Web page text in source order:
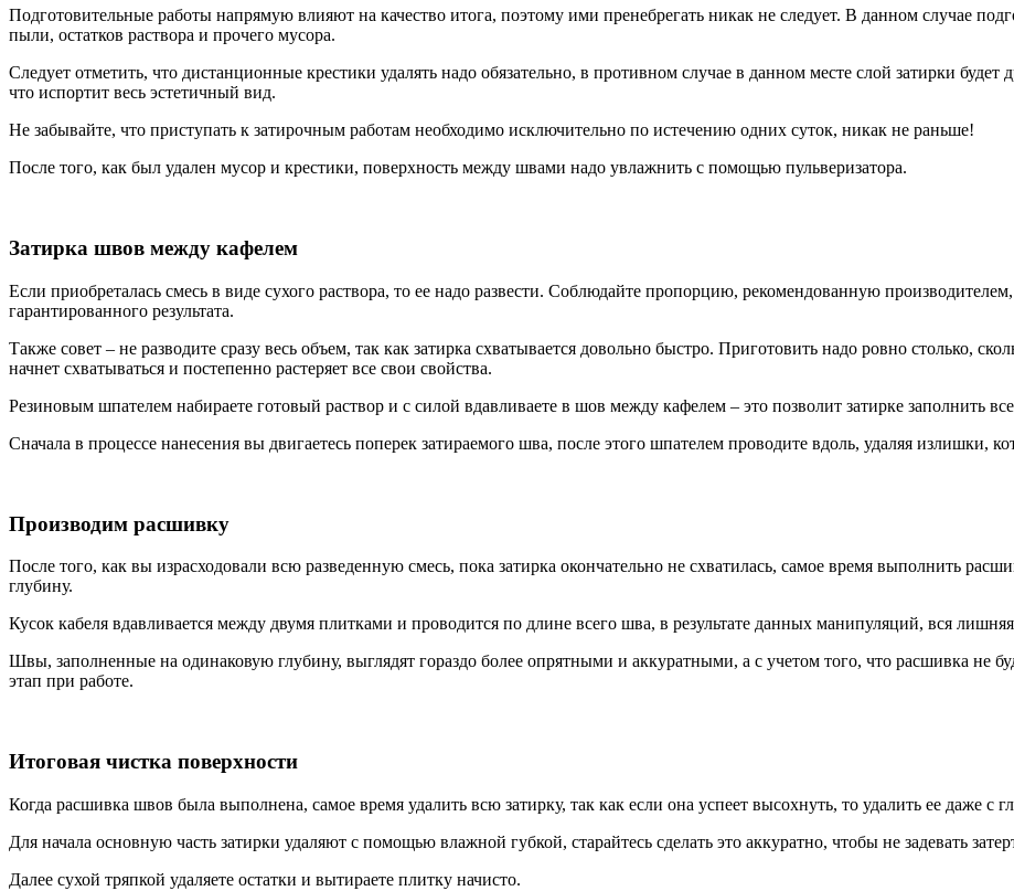
Подготовительные работы напрямую влияют на качество итога, поэтому ими пренебрегать никак не следует. В данном случае
пыли, остатков раствора и прочего мусора.
Следует отметить, что дистанционные крестики удалять надо обязательно, в противном случае в данном месте слой затирки
что испортит весь эстетичный вид.
Не забывайте, что приступать к затирочным работам необходимо исключительно по истечению одних суток, никак не раньше!
После того, как был удален мусор и крестики, поверхность между швами надо увлажнить с помощью пульверизатора.
Затирка швов между кафелем
Если приобреталась смесь в виде сухого раствора, то ее надо развести. Соблюдайте пропорцию, рекомендованную
гарантированного результата.
Также совет – не разводите сразу весь объем, так как затирка схватывается довольно быстро. Приготовить надо ровно столько,
начнет схватываться и постепенно растеряет все свои свойства.
Резиновым шпателем набираете готовый раствор и с силой вдавливаете в шов между кафелем – это позволит затирке заполнить
Сначала в процессе нанесения вы двигаетесь поперек затираемого шва, после этого шпателем проводите вдоль, удаляя излишки,
Производим расшивку
После того, как вы израсходовали всю разведенную смесь, пока затирка окончательно не схватилась, самое время выполнить
глубину.
Кусок кабеля вдавливается между двумя плитками и проводится по длине всего шва, в результате данных манипуляций, вся
Швы, заполненные на одинаковую глубину, выглядят гораздо более опрятными и аккуратными, а с учетом того, что расшивка не
этап при работе.
Итоговая чистка поверхности
Когда расшивка швов была выполнена, самое время удалить всю затирку, так как если она успеет высохнуть, то удалить ее даже с
Для начала основную часть затирки удаляют с помощью влажной губкой, старайтесь сделать это аккуратно, чтобы не задевать
Далее сухой тряпкой удаляете остатки и вытираете плитку начисто.